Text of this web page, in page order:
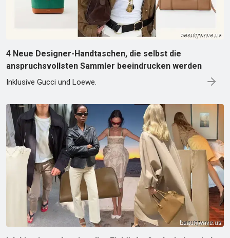
4 Neue Designer-Handtaschen, die selbst die
anspruchsvollsten Sammler beeindrucken werden
Inklusive Gucci und Loewe.